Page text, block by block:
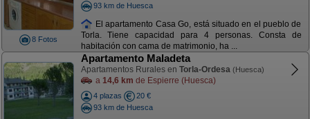
8 Fotos
93 km de Huesca
El apartamento Casa Go, está situado en el pueblo de
Torla. Tiene capacidad para 4 personas. Consta de
habitación con cama de matrimonio, ha ...
Apartamento Maladeta
Apartamentos Rurales en Torla-Ordesa (Huesca)
a 14,6 km de Espierre (Huesca)
4 plazas
20 €
93 km de Huesca